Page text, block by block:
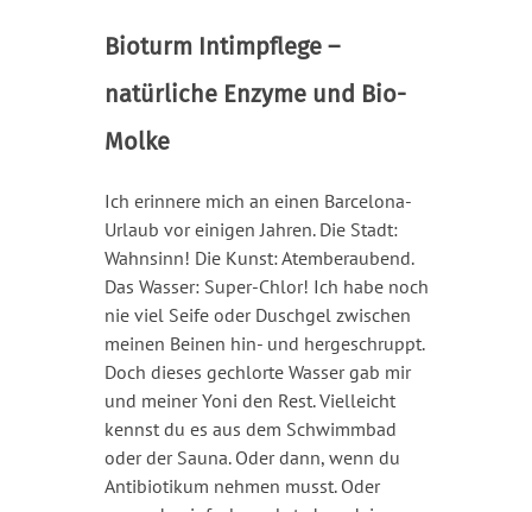
Bioturm Intimpflege –
natürliche Enzyme und Bio-
Molke
Ich erinnere mich an einen Barcelona-
Urlaub vor einigen Jahren. Die Stadt:
Wahnsinn! Die Kunst: Atemberaubend.
Das Wasser: Super-Chlor! Ich habe noch
nie viel Seife oder Duschgel zwischen
meinen Beinen hin- und hergeschruppt.
Doch dieses gechlorte Wasser gab mir
und meiner Yoni den Rest. Vielleicht
kennst du es aus dem Schwimmbad
oder der Sauna. Oder dann, wenn du
Antibiotikum nehmen musst. Oder